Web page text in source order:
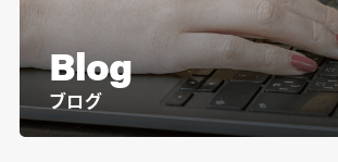
Blog
ブログ